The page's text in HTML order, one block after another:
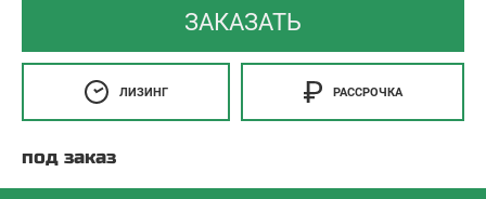
ЗАКАЗАТЬ
ЛИЗИНГ РАССРОЧКА
под заказ